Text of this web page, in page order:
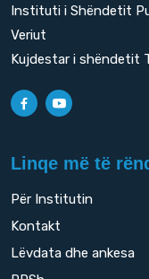
Instituti i Shëndetit
Veriut
Kujdestar i shëndetit
Linqe më të
Për Institutin
Kontakt
Lëvdata dhe ankesa